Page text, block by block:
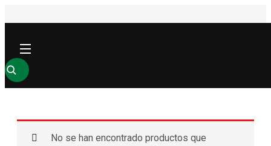
No se han encontrado productos que